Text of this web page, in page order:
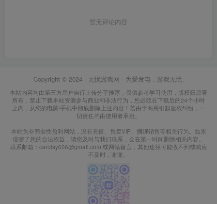
暂无评论内容
Copyright © 2024 · 无忧游戏网 · 为爱发电，游戏无忧.
本站内容均由第三方用户自行上传分享推荐，仅供参考学习使用，版权归原著
所有，禁止下载本站资源参与商业和非法行为，您必须在下载后的24个小时
之内，从您的电脑/手机中彻底删除上述内容！若由于商用引起版权纠纷，一
切责任均由使用者承担。
本站为非商业性盈利网站，没有充值、售卖VIP、捆绑销售等相关行为。如果
侵害了您的合法权益，请您及时与我们联系，会在第一时间删除相关内容。
联系邮箱：carolsy606@gmail.com 或网站留言，其他途径可能收不到或响应
不及时，谢谢。